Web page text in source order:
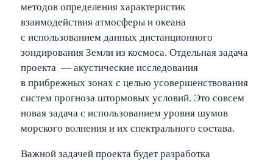
методов определения характеристик
взаимодействия атмосферы и океана
с использованием данных дистанционного
зондирования Земли из космоса. Отдельная задача
проекта — акустические исследования
в прибрежных зонах с целью усовершенствования
систем прогноза штормовых условий. Это совсем
новая задача с использованием уровня шумов
морского волнения и их спектрального состава.
Важной задачей проекта будет разработка